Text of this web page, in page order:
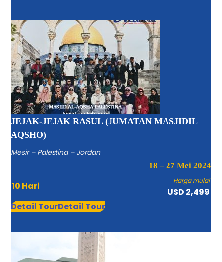
JEJAK-JEJAK RASUL (JUMATAN MASJIDIL
AQSHO)
Mesir – Palestina – Jordan
18 – 27 Mei 2024
10 Hari Harga mulai
USD 2,499
Detail TourDetail Tour